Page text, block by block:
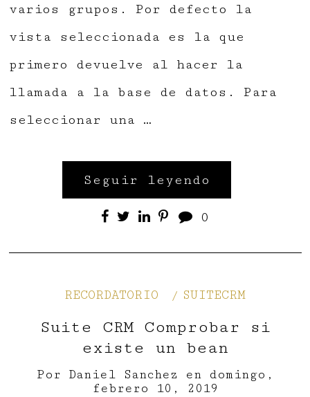
varios grupos. Por defecto la
vista seleccionada es la que
primero devuelve al hacer la
llamada a la base de datos. Para
seleccionar una …
Seguir leyendo
0
RECORDATORIO SUITECRM
Suite CRM Comprobar si
existe un bean
Por Daniel Sanchez en
domingo,
febrero 10, 2019